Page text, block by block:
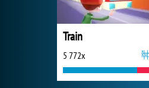
Train
5 772x